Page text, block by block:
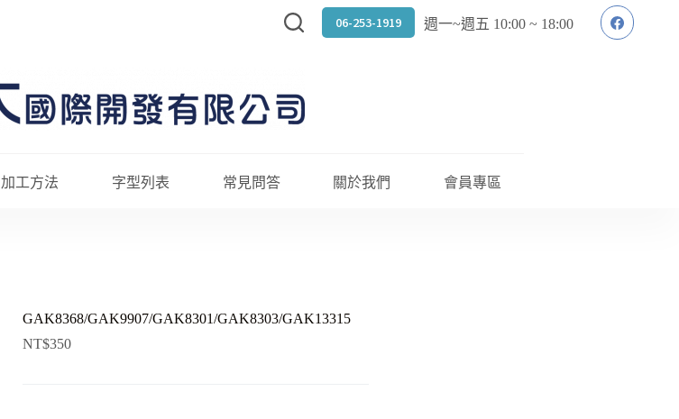
06-253-1919 週一~週五 10:00 ~ 18:00
加工方法 字型列表 常見問答 關於我們 會員專區
GAK8368/GAK9907/GAK8301/GAK8303/GAK13315
NT$350